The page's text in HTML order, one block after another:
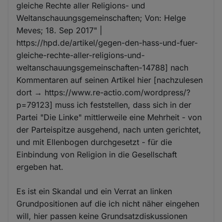
gleiche Rechte aller Religions- und
Weltanschauungsgemeinschaften; Von: Helge
Meves; 18. Sep 2017" |
https://hpd.de/artikel/gegen-den-hass-und-fuer-
gleiche-rechte-aller-religions-und-
weltanschauungsgemeinschaften-14788] nach
Kommentaren auf seinen Artikel hier [nachzulesen
dort → https://www.re-actio.com/wordpress/?
p=79123] muss ich feststellen, dass sich in der
Partei "Die Linke" mittlerweile eine Mehrheit - von
der Parteispitze ausgehend, nach unten gerichtet,
und mit Ellenbogen durchgesetzt - für die
Einbindung von Religion in die Gesellschaft
ergeben hat.
Es ist ein Skandal und ein Verrat an linken
Grundpositionen auf die ich nicht näher eingehen
will, hier passen keine Grundsatzdiskussionen